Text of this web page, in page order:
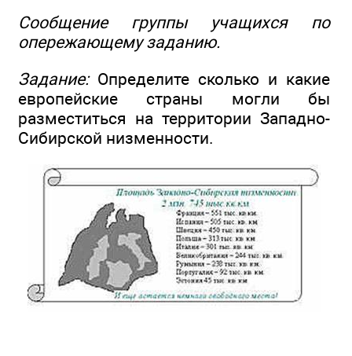
Сообщение группы учащихся по
опережающему заданию.
Задание: Определите сколько и какие
европейские страны могли бы
разместиться на территории Западно-
Сибирской низменности.